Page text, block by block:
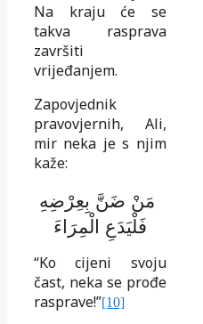
Na kraju će se
takva rasprava
završiti
vrijeđanjem.
Zapovjednik
pravovjernih, Ali,
mir neka je s njim
kaže:
مَنْ ضَنَّ بِعِرْضِهِ
فَلْيَدَعِ الْمِرَاءَ
“Ko cijeni svoju
čast, neka se prođe
rasprave!”[10]